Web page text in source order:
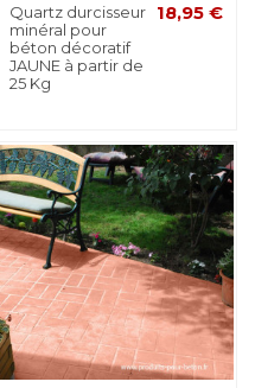
Quartz durcisseur
minéral pour
béton décoratif
JAUNE à partir de
25 Kg
18,95 €